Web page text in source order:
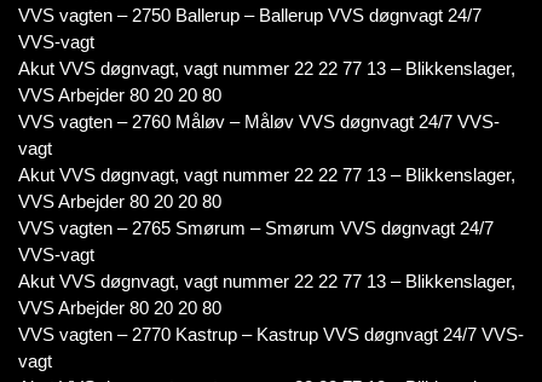
VVS vagten – 2750 Ballerup – Ballerup VVS døgnvagt 24/7
VVS-vagt
Akut VVS døgnvagt, vagt nummer 22 22 77 13 – Blikkenslager,
VVS Arbejder 80 20 20 80
VVS vagten – 2760 Måløv – Måløv VVS døgnvagt 24/7 VVS-
vagt
Akut VVS døgnvagt, vagt nummer 22 22 77 13 – Blikkenslager,
VVS Arbejder 80 20 20 80
VVS vagten – 2765 Smørum – Smørum VVS døgnvagt 24/7
VVS-vagt
Akut VVS døgnvagt, vagt nummer 22 22 77 13 – Blikkenslager,
VVS Arbejder 80 20 20 80
VVS vagten – 2770 Kastrup – Kastrup VVS døgnvagt 24/7 VVS-
vagt